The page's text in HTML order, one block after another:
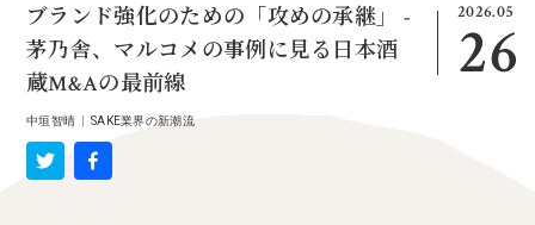
2026.05
26
ブランド強化のための「攻めの承継」 -
茅乃舎、マルコメの事例に見る日本酒
蔵M&Aの最前線
中垣智晴 SAKE業界の新潮流